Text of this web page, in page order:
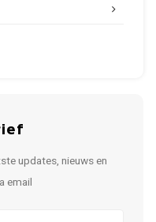
updates, nieuws en
email